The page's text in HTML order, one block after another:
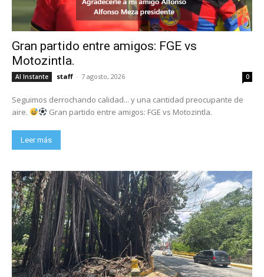
Gran partido entre amigos: FGE vs
Motozintla.
Al Instante staff - 7 agosto, 2026 0
Seguimos derrochando calidad... y una cantidad preocupante de
aire.
Gran partido entre amigos: FGE vs Motozintla.
Leer más